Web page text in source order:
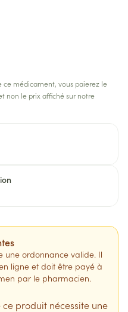
médicament, vous paierez le
non le prix affiché sur notre
une ordonnance valide. Il
ligne et doit être payé à
par le pharmacien.
ce produit nécessite une